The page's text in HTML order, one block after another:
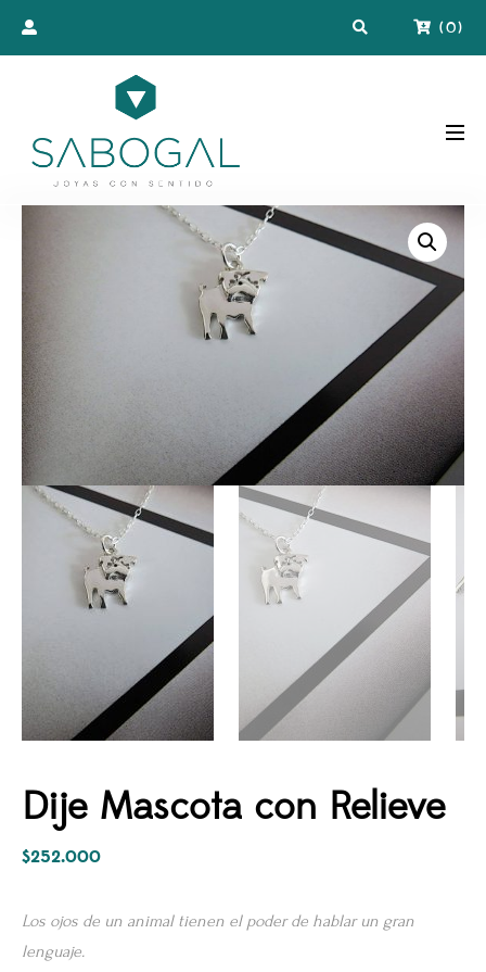
(0)
Dije Mascota con Relieve
$252.000
Los ojos de un animal tienen el poder de hablar un gran
lenguaje.